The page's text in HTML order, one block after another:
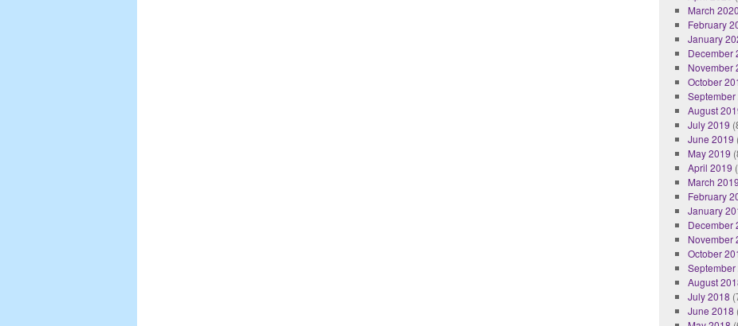
March 2020
February
January
December
November
October
September
August
July 2019
June 2019
May 2019
April 2019
March 2019
February
January
December
November
October
September
August
July 2018
June 2018